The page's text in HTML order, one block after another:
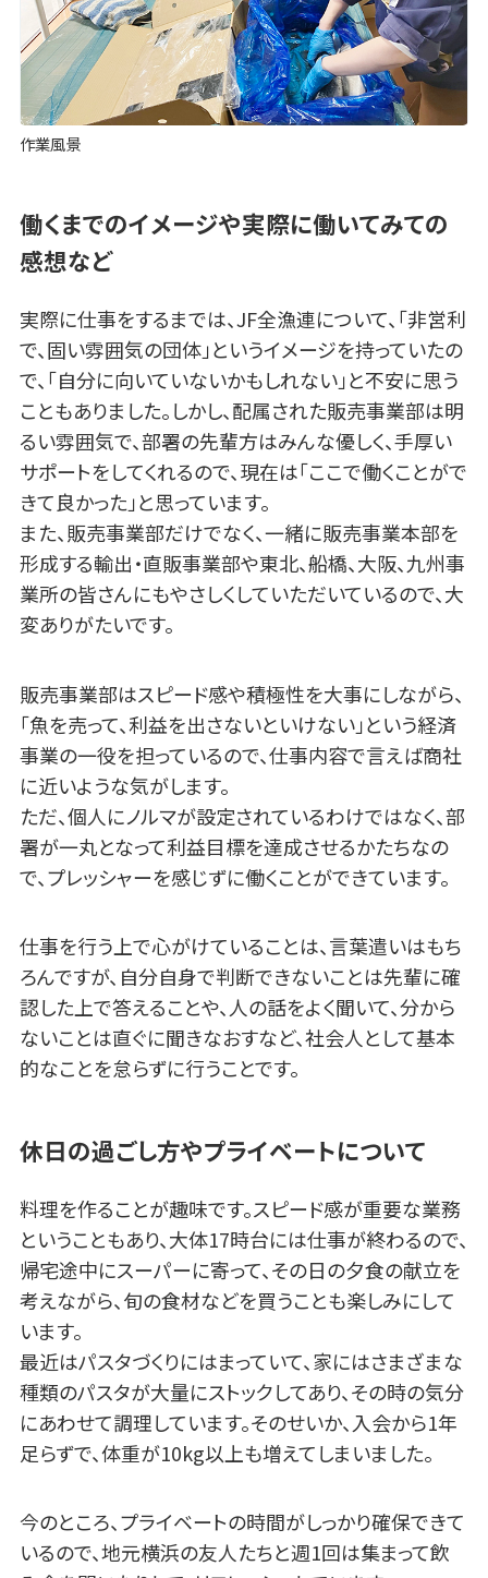
作業風景
働くまでのイメージや実際に働いてみての
感想など
実際に仕事をするまでは、JF全漁連について、「非営利
で、固い雰囲気の団体」というイメージを持っていたの
で、「自分に向いていないかもしれない」と不安に思う
こともありました。しかし、配属された販売事業部は明
るい雰囲気で、部署の先輩方はみんな優しく、手厚い
サポートをしてくれるので、現在は「ここで働くことがで
きて良かった」と思っています。
また、販売事業部だけでなく、一緒に販売事業本部を
形成する輸出・直販事業部や東北、船橋、大阪、九州事
業所の皆さんにもやさしくしていただいているので、大
変ありがたいです。
販売事業部はスピード感や積極性を大事にしながら、
「魚を売って、利益を出さないといけない」という経済
事業の一役を担っているので、仕事内容で言えば商社
に近いような気がします。
ただ、個人にノルマが設定されているわけではなく、部
署が一丸となって利益目標を達成させるかたちなの
で、プレッシャーを感じずに働くことができています。
仕事を行う上で心がけていることは、言葉遣いはもち
ろんですが、自分自身で判断できないことは先輩に確
認した上で答えることや、人の話をよく聞いて、分から
ないことは直ぐに聞きなおすなど、社会人として基本
的なことを怠らずに行うことです。
休日の過ごし方やプライベートについて
料理を作ることが趣味です。スピード感が重要な業務
ということもあり、大体17時台には仕事が終わるので、
帰宅途中にスーパーに寄って、その日の夕食の献立を
考えながら、旬の食材などを買うことも楽しみにして
います。
最近はパスタづくりにはまっていて、家にはさまざまな
種類のパスタが大量にストックしてあり、その時の気分
にあわせて調理しています。そのせいか、入会から1年
足らずで、体重が10kg以上も増えてしまいました。
今のところ、プライベートの時間がしっかり確保できて
いるので、地元横浜の友人たちと週1回は集まって飲